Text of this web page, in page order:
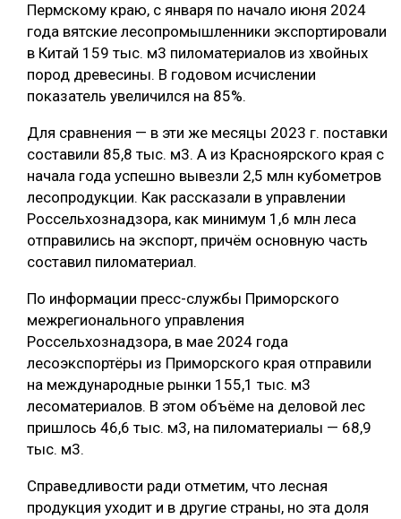
Пермскому краю, с января по начало июня 2024
года вятские лесопромышленники экспортировали
в Китай 159 тыс. м3 пиломатериалов из хвойных
пород древесины. В годовом исчислении
показатель увеличился на 85%.
Для сравнения — в эти же месяцы 2023 г. поставки
составили 85,8 тыс. м3. А из Красноярского края с
начала года успешно вывезли 2,5 млн кубометров
лесопродукции. Как рассказали в управлении
Россельхознадзора, как минимум 1,6 млн леса
отправились на экспорт, причём основную часть
составил пиломатериал.
По информации пресс-службы Приморского
межрегионального управления
Россельхознадзора, в мае 2024 года
лесоэкспортёры из Приморского края отправили
на международные рынки 155,1 тыс. м3
лесоматериалов. В этом объёме на деловой лес
пришлось 46,6 тыс. м3, на пиломатериалы — 68,9
тыс. м3.
Справедливости ради отметим, что лесная
продукция уходит и в другие страны, но эта доля